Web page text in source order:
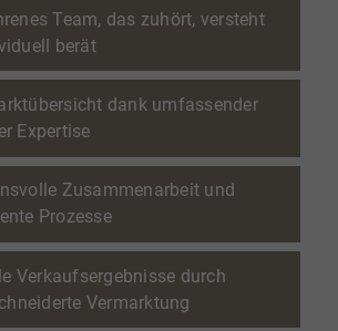
Team, das zuhört, versteht
berät
dank umfassender
Expertise
Zusammenarbeit und
Prozesse
Verkaufsergebnisse durch
Vermarktung